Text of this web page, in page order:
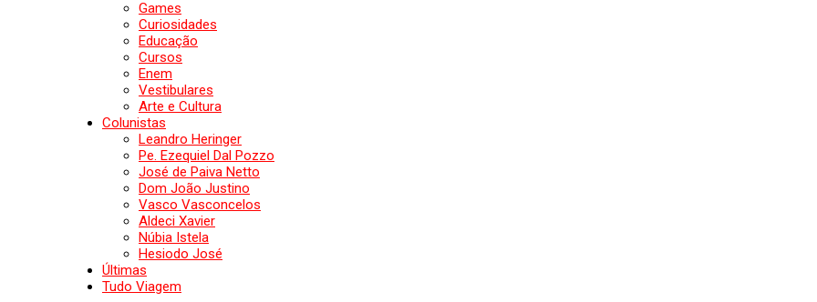
Games
Curiosidades
Educação
Cursos
Enem
Vestibulares
Arte e Cultura
Colunistas
Leandro Heringer
Pe. Ezequiel Dal Pozzo
José de Paiva Netto
Dom João Justino
Vasco Vasconcelos
Aldeci Xavier
Núbia Istela
Hesiodo José
Últimas
Tudo Viagem